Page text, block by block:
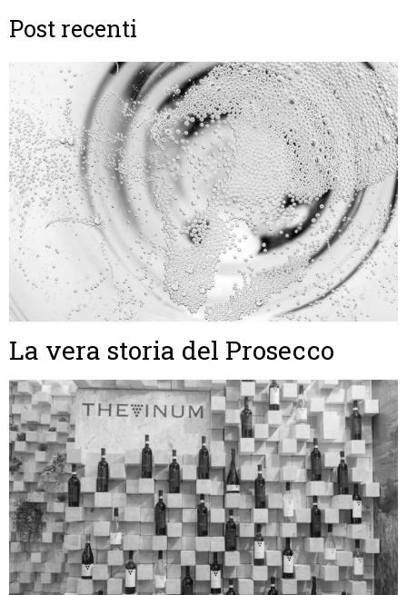
Post recenti
La vera storia del Prosecco